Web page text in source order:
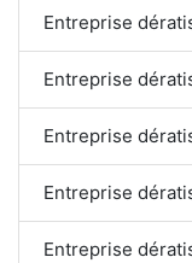
Entreprise
Entreprise
Entreprise
Entreprise
Entreprise